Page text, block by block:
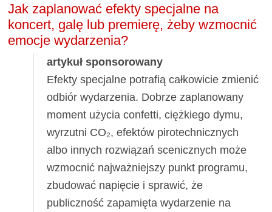
Jak zaplanować efekty specjalne na
koncert, galę lub premierę, żeby wzmocnić
emocje wydarzenia?
artykuł sponsorowany
Efekty specjalne potrafią całkowicie zmienić
odbiór wydarzenia. Dobrze zaplanowany
moment użycia confetti, ciężkiego dymu,
wyrzutni CO₂, efektów pirotechnicznych
albo innych rozwiązań scenicznych może
wzmocnić najważniejszy punkt programu,
zbudować napięcie i sprawić, że
publiczność zapamięta wydarzenie na